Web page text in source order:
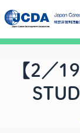
【2／